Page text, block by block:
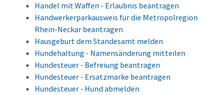
Handel mit Waffen - Erlaubnis beantragen
Handwerkerparkausweis für die Metropolregion
Rhein-Neckar beantragen
Hausgeburt dem Standesamt melden
Hundehaltung - Namensänderung mitteilen
Hundesteuer - Befreiung beantragen
Hundesteuer - Ersatzmarke beantragen
Hundesteuer - Hund abmelden